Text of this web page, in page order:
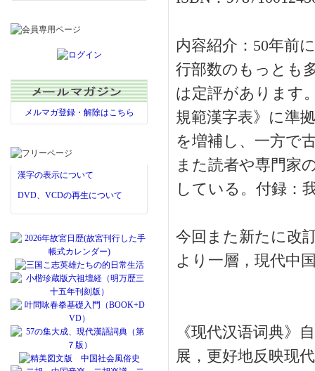
メルマガ登録・解除はこちら
漢字の表示について
DVD、VCDの再生について
内容紹介：50年前
行部数のもっとも
は定評があります
規範漢字表》に準
を増補し、一方で
また読者や専門家
している。付録：
今回また新たに改
より一層，現代中
《现代汉语词典》
展，更好地反映现